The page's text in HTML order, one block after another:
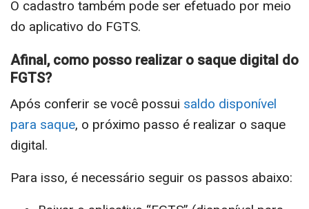
O cadastro também pode ser efetuado por meio
do aplicativo do FGTS.
Afinal, como posso realizar o saque digital do
FGTS?
Após conferir se você possui saldo disponível
para saque, o próximo passo é realizar o saque
digital.
Para isso, é necessário seguir os passos abaixo: